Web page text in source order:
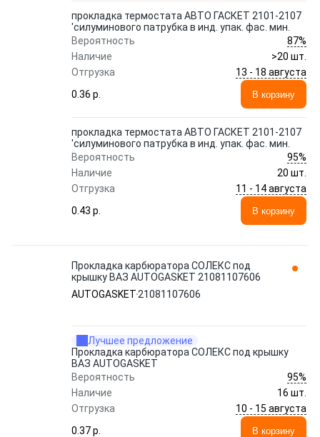
прокладка термостата АВТО ГАСКЕТ 2101-2107
'силуминового патрубка в инд. упак. фас. мин.
Вероятность
87%
Наличие
>20 шт.
Отгрузка
13 - 18 августа
0.36 p.
В корзину
прокладка термостата АВТО ГАСКЕТ 2101-2107
'силуминового патрубка в инд. упак. фас. мин.
Вероятность
95%
Наличие
20 шт.
Отгрузка
11 - 14 августа
0.43 p.
В корзину
Прокладка карбюратора СОЛЕКС под
крышку ВАЗ AUTOGASKET 21081107606
AUTOGASKET 21081107606
Лучшее предложение
Прокладка карбюратора СОЛЕКС под крышку
ВАЗ AUTOGASKET
Вероятность
95%
Наличие
16 шт.
Отгрузка
10 - 15 августа
0.37 p.
В корзину